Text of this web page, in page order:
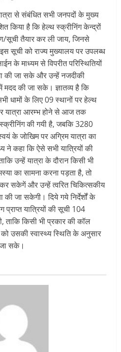
से संबंधित सभी जनपदों के मुख्य
किया है कि हेल्थ स्क्रीनिंग केन्द्रों
सूची तैयार कर ली जाय, जिनसे
सूची को राज्य मुख्यालय पर उपलब्ध
के माध्यम से विपरीत परिस्थितियों
की जा सके और उन्हें नजदीकी
की जा सके। ज्ञातव्य है कि
धामों के लिए 09 स्थानों पर हेल्थ
यात्रा आरम्भ होने से आज तक
की गयी है, जबकि 3280
के जोखिम पर अग्रिम यात्रा का
ने कहा कि ऐसे सभी यात्रियों की
उन्हें यात्रा के दौरान किसी भी
का सामना करना पड़ता है, तो
सकेगें और उन्हें त्वरित चिकित्सकीय
की जा सकेगी। दिये गये निर्देर्शों के
यात्रियों की सूची 104
ताकि किसी भी प्रकार की कॉल
को उसकी स्वास्थ्य स्थिति के अनुसार
जा सके।